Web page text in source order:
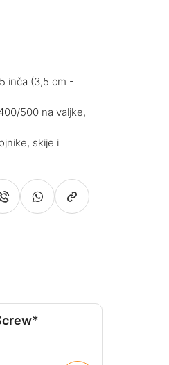
inča (3,5 cm -
500 na valjke,
skije i